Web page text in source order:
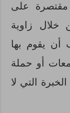
مقتصرة على
خلال زاوية
أن يقوم بها
أو حملة
التي لا